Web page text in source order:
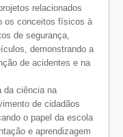
relacionados
os conceitos físicos à
de segurança,
demonstrando a
de acidentes e na
da ciência na
de cidadãos
o papel da escola
e aprendizagem